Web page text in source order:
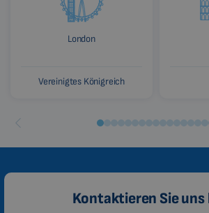
London
Vereinigtes Königreich
Kontaktieren Sie uns